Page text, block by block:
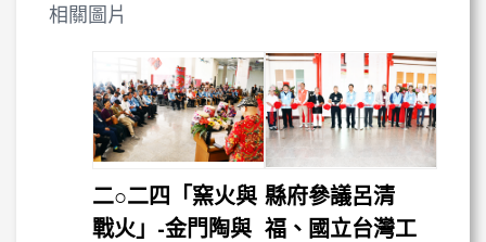
相關圖片
二○二四「窯火與
戰火」-金門陶與
縣府參議呂清
福、國立台灣工